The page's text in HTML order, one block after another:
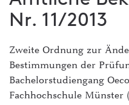
FH
FH-
FH-
Nr. 11/2013
Zweite Ordnung zur
Bestimmungen der
Bachelorstudiengang
Fachhochschule Münster